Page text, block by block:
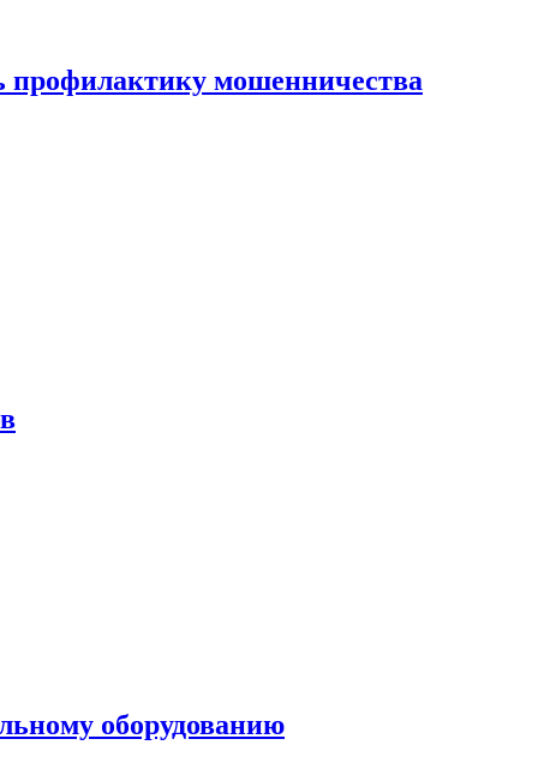
профилактику мошенничества
оборудованию